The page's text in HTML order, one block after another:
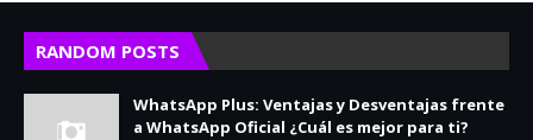
RANDOM POSTS
WhatsApp Plus: Ventajas y Desventajas frente
a WhatsApp Oficial ¿Cuál es mejor para ti?